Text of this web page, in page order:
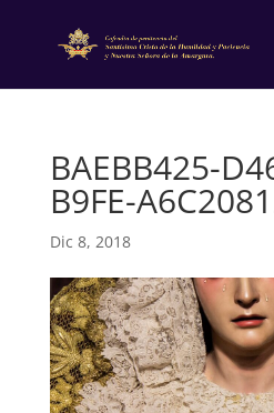
BAEBB425-
B9FE-
Dic 8, 2018